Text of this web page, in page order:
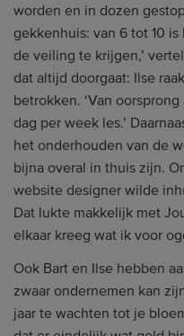
worden en in dozen
gekkenhuis: van 6 tot 10 is
de veiling te krijgen,’
dat altijd doorgaat: Ilse
betrokken. ‘Van
dag per week les.’
het onderhouden van de
bijna overal in thuis zijn.
website designer wilde
Dat lukte makkelijk met
elkaar kreeg wat ik voor
Ook Bart en Ilse hebben
zwaar ondernemen kan
jaar te wachten tot je